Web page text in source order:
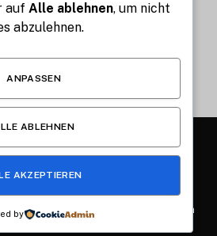
ROCK Erfahrungen Kann man
Diamanten wirklich Geld
vorbehalten.Münchner Lebensstil
Datenschutzerklärung Impressum
auf Alle ablehnen, um nicht
abzulehnen.
ANPASSEN
ABLEHNEN
AKZEPTIEREN
by